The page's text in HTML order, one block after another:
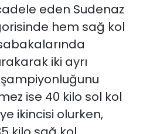
eden Sudenaz
hem sağ kol
iki ayrı
ise 40 kilo sol kol
ikincisi olurken,